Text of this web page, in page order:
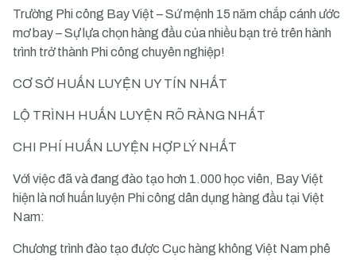
Trường Phi công Bay Việt – Sứ mệnh 15 năm chắp cánh ước
mơ bay – Sự lựa chọn hàng đầu của nhiều bạn trẻ trên hành
trình trở thành Phi công chuyên nghiệp!
CƠ SỞ HUẤN LUYỆN UY TÍN NHẤT
LỘ TRÌNH HUẤN LUYỆN RÕ RÀNG NHẤT
CHI PHÍ HUẤN LUYỆN HỢP LÝ NHẤT
Với việc đã và đang đào tạo hơn 1.000 học viên, Bay Việt
hiện là nơi huấn luyện Phi công dân dụng hàng đầu tại Việt
Nam:
Chương trình đào tạo được Cục hàng không Việt Nam phê